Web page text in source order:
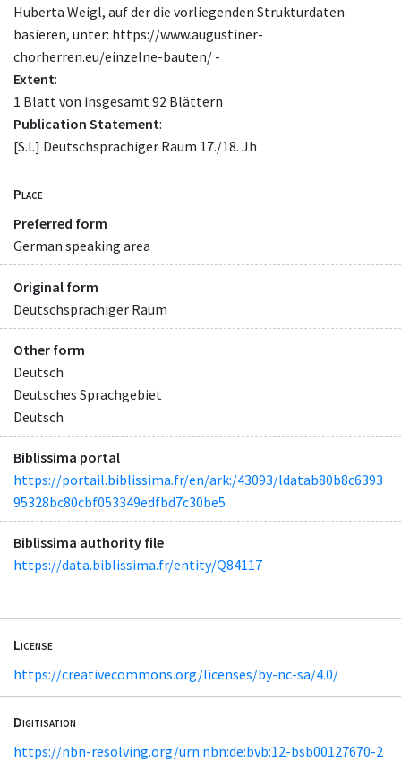
Huberta Weigl, auf der die vorliegenden Strukturdaten
basieren, unter: https://www.augustiner-
chorherren.eu/einzelne-bauten/ -
Extent:
1 Blatt von insgesamt 92 Blättern
Publication Statement:
[S.l.] Deutschsprachiger Raum 17./18. Jh
Place
Preferred form
German speaking area
Original form
Deutschsprachiger Raum
Other form
Deutsch
Deutsches Sprachgebiet
Deutsch
Biblissima portal
https://portail.biblissima.fr/en/ark:/43093/ldatab80b8c6393
95328bc80cbf053349edfbd7c30be5
Biblissima authority file
https://data.biblissima.fr/entity/Q84117
License
https://creativecommons.org/licenses/by-nc-sa/4.0/
Digitisation
https://nbn-resolving.org/urn:nbn:de:bvb:12-bsb00127670-2